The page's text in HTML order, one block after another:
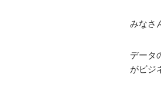
みなさ
データ
がビジ